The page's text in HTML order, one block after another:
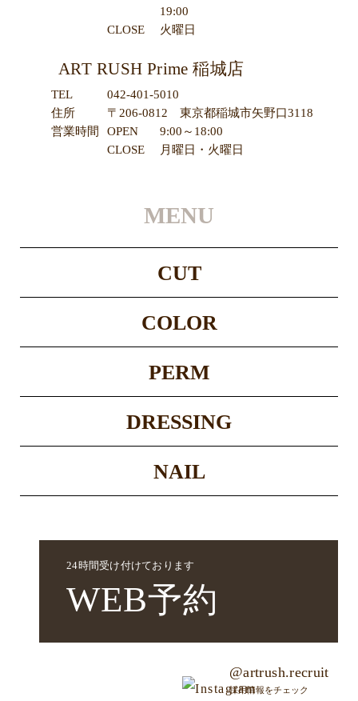
19:00
CLOSE
火曜日
ART RUSH Prime 稲城店
TEL
042-401-5010
住所
〒206-0812 東京都稲城市矢野口3118
営業時間
OPEN
9:00～18:00
CLOSE
月曜日・火曜日
MENU
CUT
COLOR
PERM
DRESSING
NAIL
24時間受け付けております
WEB予約
@artrush.recruit
採用情報をチェック